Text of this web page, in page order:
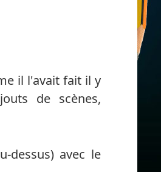
il l'avait fait il y
de scènes,
dessus) avec le